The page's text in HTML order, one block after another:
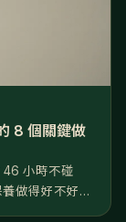
8 個關鍵做
小時不碰
做得好不好，